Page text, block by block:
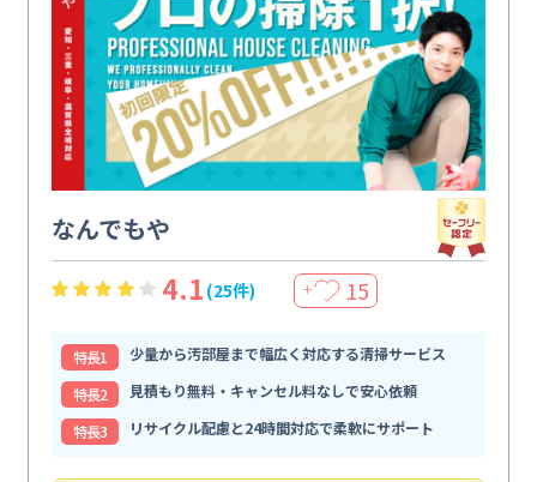
なんでもや
4.1 (25件) ＋ 15
特⻑1
少量から汚部屋まで幅広く対応する清掃サービス
特⻑2
見積もり無料・キャンセル料なしで安心依頼
特⻑3
リサイクル配慮と24時間対応で柔軟にサポート